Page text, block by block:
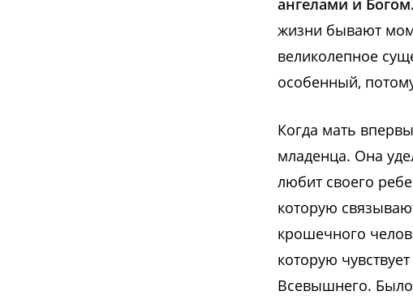
жизни бывают
великолепное
особенный,
Когда мать
младенца. Она
любит своего
которую
крошечного
которую
Всевышнего.